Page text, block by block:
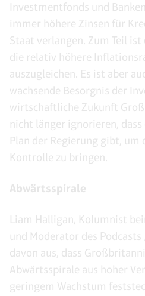
Investmentfonds und
immer höhere Zinsen für
Staat verlangen. Zum Teil
die relativ höhere
auszugleichen. Es ist aber
wachsende Besorgnis der
wirtschaftliche Zukunft
nicht länger ignorieren,
Plan der Regierung gibt, um
Kontrolle zu bringen.
Abwärtsspirale
Liam Halligan, Kolumnist
und Moderator des
davon aus, dass
Abwärtsspirale aus hoher
geringem Wachstum